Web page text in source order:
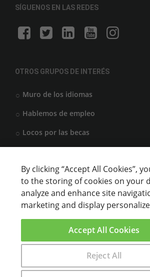
SÍGUENOS EN LAS REDES
OTROS GRUPOS DE INTERÉS
Muro de los idiomas
Hablemos de empleo
Locos por las becas
CENTROS DE FORMACIÓN
Anunciar cursos
USUARIOS
Aviso legal
By clicking “Accept All Cookies”,
to the storing of cookies on your
analyze and enhance site
marketing and display
Reject All
Accept All Cookies